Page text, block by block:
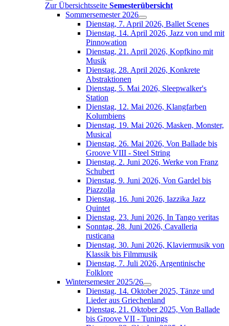
Zur Übersichtsseite Semesterübersicht
Sommersemester 2026
Dienstag, 7. April 2026, Ballet Scenes
Dienstag, 14. April 2026, Jazz von und mit
Pinnowation
Dienstag, 21. April 2026, Kopfkino mit
Musik
Dienstag, 28. April 2026, Konkrete
Abstraktionen
Dienstag, 5. Mai 2026, Sleepwalker's
Station
Dienstag, 12. Mai 2026, Klangfarben
Kolumbiens
Dienstag, 19. Mai 2026, Masken, Monster,
Musical
Dienstag, 26. Mai 2026, Von Ballade bis
Groove VIII - Steel String
Dienstag, 2. Juni 2026, Werke von Franz
Schubert
Dienstag, 9. Juni 2026, Von Gardel bis
Piazzolla
Dienstag, 16. Juni 2026, Iazzika Jazz
Quintet
Dienstag, 23. Juni 2026, In Tango veritas
Sonntag, 28. Juni 2026, Cavalleria
rusticana
Dienstag, 30. Juni 2026, Klaviermusik von
Klassik bis Filmmusik
Dienstag, 7. Juli 2026, Argentinische
Folklore
Wintersemester 2025/26
Dienstag, 14. Oktober 2025, Tänze und
Lieder aus Griechenland
Dienstag, 21. Oktober 2025, Von Ballade
bis Groove VII - Tunings